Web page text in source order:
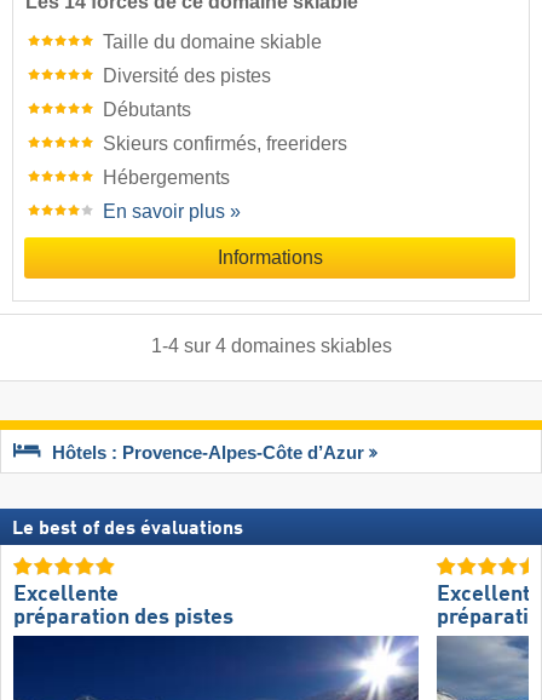
Taille du domaine skiable
Diversité des pistes
Débutants
Skieurs confirmés, freeriders
Hébergements
En savoir plus »
Informations
1-4sur 4 domaines skiables
Hôtels : Provence-Alpes-Côte d’Azur
Le best of des évaluations
Excellente
préparation des pistes
Excellente